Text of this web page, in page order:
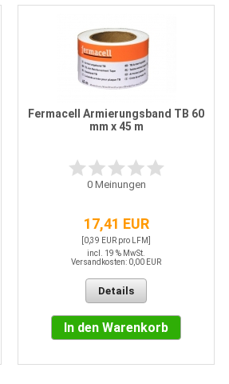
Fermacell Armierungsband TB 60
mm x 45 m
0Meinungen
17,41 EUR
[0,39 EUR pro LFM]
incl. 19 % MwSt.
Versandkosten: 0,00 EUR
Details
In den Warenkorb